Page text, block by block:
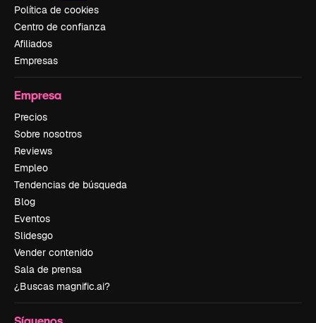
Política de cookies
Centro de confianza
Afiliados
Empresas
Empresa
Precios
Sobre nosotros
Reviews
Empleo
Tendencias de búsqueda
Blog
Eventos
Slidesgo
Vender contenido
Sala de prensa
¿Buscas magnific.ai?